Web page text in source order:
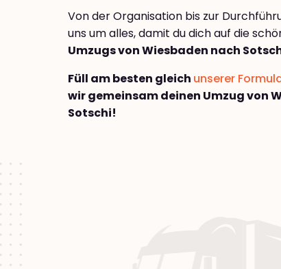
Von der Organisation bis zur
uns um alles, damit du dich auf die
Umzugs von Wiesbaden nach
Füll am besten gleich unserer
wir gemeinsam deinen Umzug von
Sotschi!